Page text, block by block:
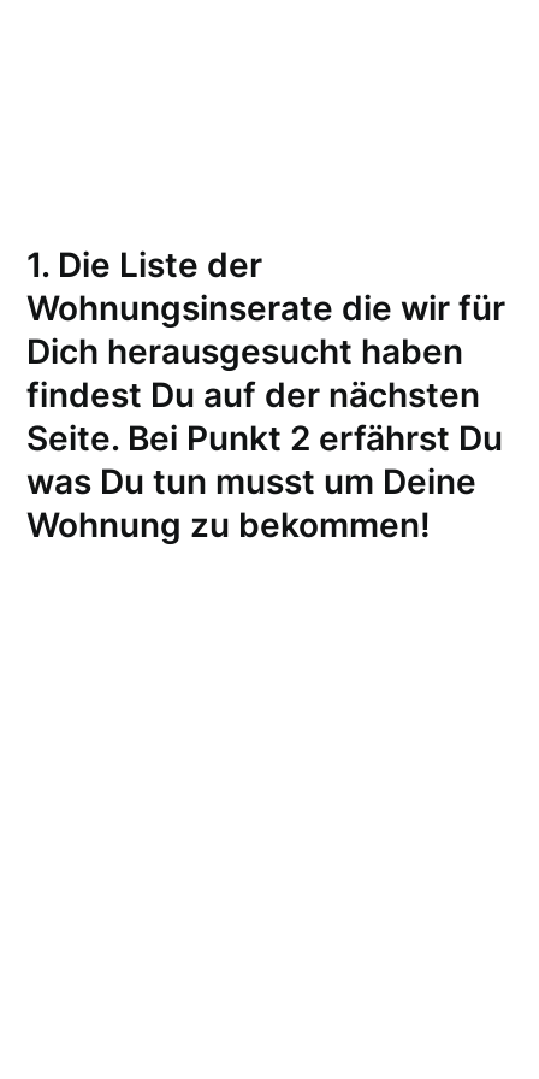
1. Die Liste der
Wohnungsinserate die wir für
Dich herausgesucht haben
findest Du auf der nächsten
Seite. Bei Punkt 2 erfährst Du
was Du tun musst um Deine
Wohnung zu bekommen!